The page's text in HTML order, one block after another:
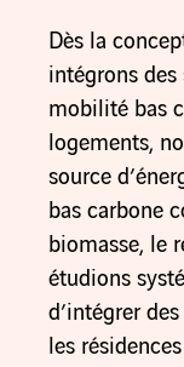
Dès la
intégrons
mobilité bas
logements,
source
bas carbone
biomasse, le
étudions
d’intégrer
les